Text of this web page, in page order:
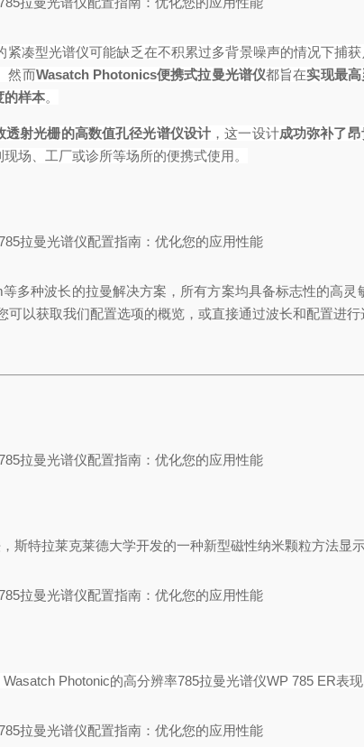
凑型光谱仪可能缺乏在不积累过多背景噪声的情况下捕
然而Wasatch Photonics便携式拉曼光谱仪都旨在实现最
的样本。
透射光栅的高数值孔径光谱仪设计 ，这一设计成功弥补了
场、工厂或诊所等场所的便携式使用。
等多种波长的拉曼解决方案，所有方案均具备标志性的高灵
可以获取我们配置选项的概览 ，或直接通过波长和配置进行
特拉莱克莱德大学开发的一种新型磁性纳米颗粒方法显
Wasatch Photonic的高分辨率785拉曼光谱仪WP 785 ER表